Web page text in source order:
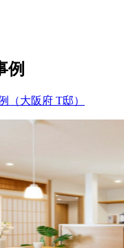
例
（大阪府 T邸）